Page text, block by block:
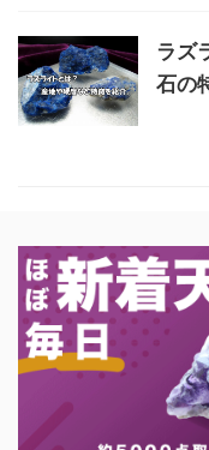
ラズ
石の